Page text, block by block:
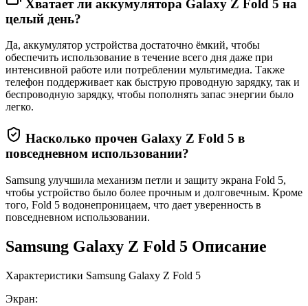
Хватает ли аккумулятора Galaxy Z Fold 5 на
целый день?
Да, аккумулятор устройства достаточно ёмкий, чтобы
обеспечить использование в течение всего дня даже при
интенсивной работе или потреблении мультимедиа. Также
телефон поддерживает как быструю проводную зарядку, так и
беспроводную зарядку, чтобы пополнять запас энергии было
легко.
Насколько прочен Galaxy Z Fold 5 в
повседневном использовании?
Samsung улучшила механизм петли и защиту экрана Fold 5,
чтобы устройство было более прочным и долговечным. Кроме
того, Fold 5 водонепроницаем, что дает уверенность в
повседневном использовании.
Samsung Galaxy Z Fold 5 Описание
Характеристики Samsung Galaxy Z Fold 5
Экран: